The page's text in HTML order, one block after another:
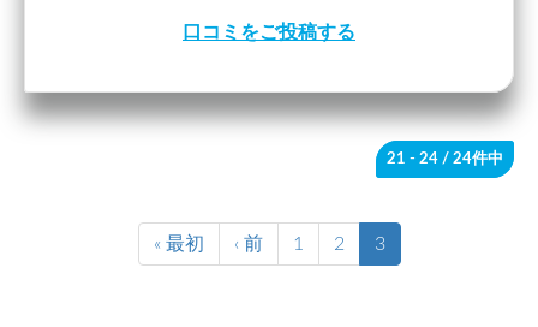
口コミをご投稿する
21 - 24 / 24件中
« 最初 ‹ 前 1 2 3